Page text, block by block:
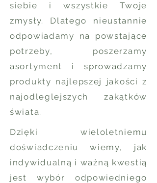
siebie i wszystkie Twoje
zmysły. Dlatego nieustannie
odpowiadamy na powstające
potrzeby, poszerzamy
asortyment i sprowadzamy
produkty najlepszej jakości z
najodleglejszych zakątków
świata.
Dzięki wieloletniemu
doświadczeniu wiemy, jak
indywidualną i ważną kwestią
jest wybór odpowiedniego